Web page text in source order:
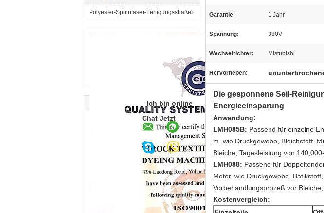
Polyester-Spinnfaser-Fertigungsstraße
Ich bin online
Chat Jetzt
Garantie: 1 Jahr
Spannung: 380V
Wechselrichter: Mistubishi
Hervorheben:
Die gesponnene Seil-
Energieeinsparung
Anwendung:
LMH085B: Passend für einzelne
m, wie Druckgewebe, Bleichstoff,
Bleiche, Tagesleistung von
LMH088: Passend für
Meter, wie Druckgewebe,
Vorbehandlungsprozeß vor
Kostenvergleich: